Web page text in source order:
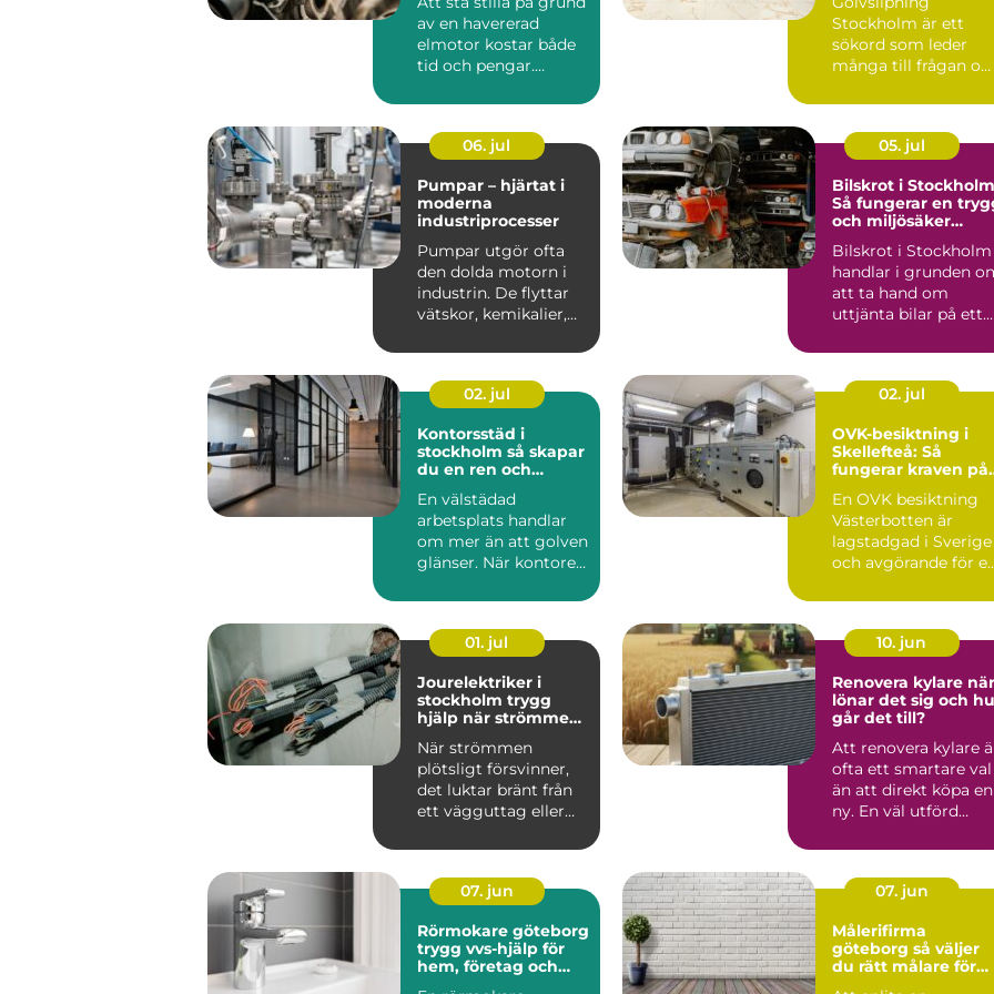
av en havererad
elmotor kostar både
tid och pengar.
trasig...
Stockholm är ett
sökord som leder
många till frågan om
nytt liv utan...
06. jul
Pumpar – hjärtat i
moderna
industriprocesser
Pumpar utgör ofta
den dolda motorn i
industrin. De flyttar
vätskor, kemikalier,
05. jul
Bilskrot i
Så fungerar en
och miljösäker
Bilskrot i Stockholm
handlar i grunden
att ta hand om
uttjänta bilar på ett
02. jul
Kontorsstäd i
stockholm så skapar
du en ren och
En välstädad
arbetsplats handlar
om mer än att golven
glänser. När kontoret
strukturerat...
02. jul
OVK-besiktning i
Skellefteå: Så
fungerar kraven på
En OVK besiktning
Västerbotten är
lagstadgad i Sverige
och avgörande för
01. jul
Jourelektriker i
stockholm trygg
hjälp när strömmen
När strömmen
plötsligt försvinner,
det luktar bränt från
ett vägguttag eller
om...
10. jun
Renovera kylare när
lönar det sig och
går det till?
Att renovera kylare
ofta ett smartare val
än att direkt köpa en
ny. En väl utförd
07. jun
Rörmokare göteborg
trygg vvs-hjälp för
hem, företag och
07. jun
Målerifirma
göteborg så väljer
du rätt målare för